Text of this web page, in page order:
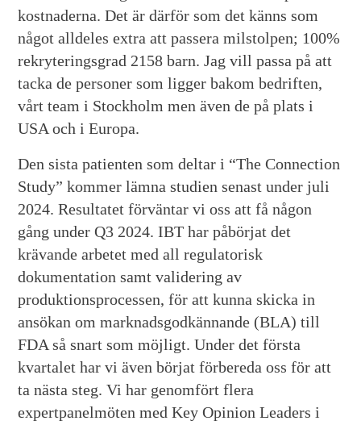
kostnaderna. Det är därför som det känns som
något alldeles extra att passera milstolpen; 100%
rekryteringsgrad 2158 barn. Jag vill passa på att
tacka de personer som ligger bakom bedriften,
vårt team i Stockholm men även de på plats i
USA och i Europa.
Den sista patienten som deltar i “The Connection
Study” kommer lämna studien senast under juli
2024. Resultatet förväntar vi oss att få någon
gång under Q3 2024. IBT har påbörjat det
krävande arbetet med all regulatorisk
dokumentation samt validering av
produktionsprocessen, för att kunna skicka in
ansökan om marknadsgodkännande (BLA) till
FDA så snart som möjligt. Under det första
kvartalet har vi även börjat förbereda oss för att
ta nästa steg. Vi har genomfört flera
expertpanelmöten med Key Opinion Leaders i